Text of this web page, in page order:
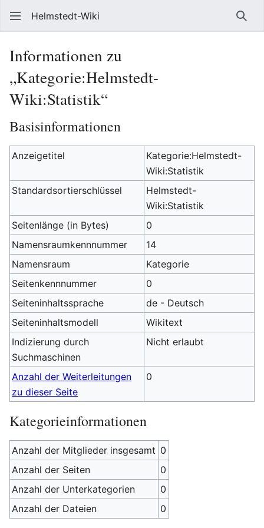
Helmstedt-Wiki
Informationen zu
„Kategorie:Helmstedt-
Wiki:Statistik“
Basisinformationen
Anzeigetitel
Kategorie:Helmstedt-
Wiki:Statistik
Standardsortierschlüssel
Helmstedt-
Wiki:Statistik
Seitenlänge (in Bytes)
0
Namensraumkennnummer
14
Namensraum
Kategorie
Seitenkennnummer
0
Seiteninhaltssprache
de - Deutsch
Seiteninhaltsmodell
Wikitext
Indizierung durch
Suchmaschinen
Nicht erlaubt
Anzahl der Weiterleitungen
zu dieser Seite
0
Kategorieinformationen
Anzahl der Mitglieder insgesamt 0
Anzahl der Seiten
0
Anzahl der Unterkategorien
0
Anzahl der Dateien
0